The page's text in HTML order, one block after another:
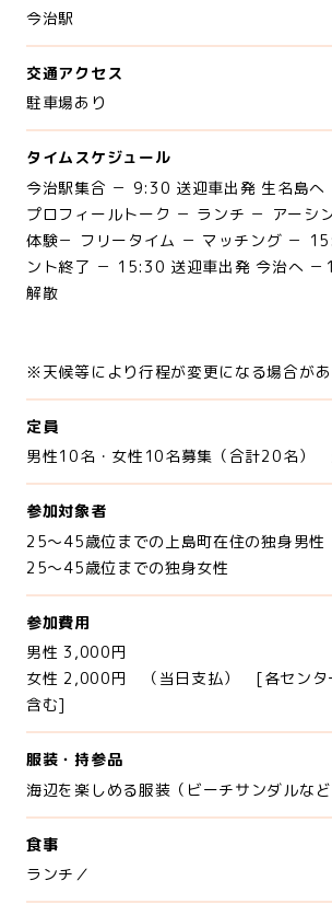
今治駅
交通アクセス
駐車場あり
タイムスケジュール
今治駅集合 － 9:30 送迎車出発 生名島
プロフィールトーク － ランチ － アーシ
体験－ フリータイム － マッチング －
ント終了 － 15:30 送迎車出発 今治へ
解散
※天候等により行程が変更になる場合があ
定員
男性10名・女性10名募集（合計20名）
参加対象者
25～45歳位までの上島町在住の独身男性
25～45歳位までの独身女性
参加費用
男性 3,000円
女性 2,000円 （当日支払） [各センタ
含む]
服装・持参品
海辺を楽しめる服装（ビーチサンダルなど
食事
ランチ／